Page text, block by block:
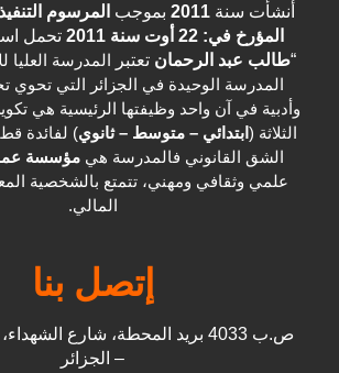
أنشأت سنة 2011 بموجب
المؤرخ في: 22 أوت سنة 2011
تحمل
“طالب عبد الرحمان تعتبر المدرسة العليا
المدرسة الوحيدة في الجزائر التي
وأدبية في آن واحد وظيفتها الرئيسية هي
الثلاثة ( ابتدائي – متوسط – ثانوي) لفائدة
الشق القانوني فالمدرسة هي مؤسسة
علمي وثقافي ومهني، تتمتع بالشخصية
المالي.
إتصل بنا
– الجزائر